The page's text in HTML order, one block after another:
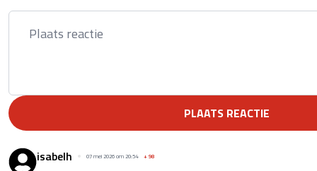
PLAATS REACTIE
isabelh 07 mei 2026 om 20:54 +98